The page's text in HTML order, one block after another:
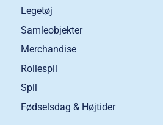
Legetøj
Samleobjekter
Merchandise
Rollespil
Spil
Fødselsdag & Højtider